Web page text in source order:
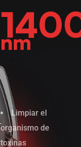
nm
Limpiar el
organismo de
toxinas